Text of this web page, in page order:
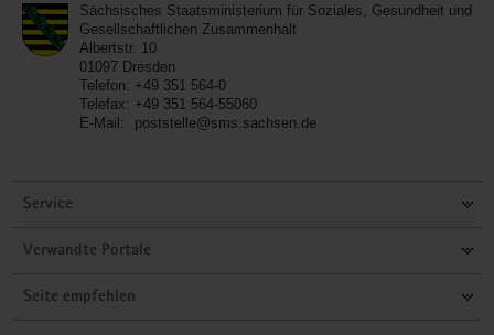
Sächsisches Staatsministerium für Soziales, Gesundheit und
Gesellschaftlichen Zusammenhalt
Albertstr. 10
01097 Dresden
Telefon: +49 351 564-0
Telefax: +49 351 564-55060
E-Mail:
poststelle@sms.sachsen.de
Service
Verwandte Portale
Seite empfehlen